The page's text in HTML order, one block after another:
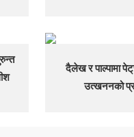
दैलेख र पाल्पामा
उत्खननको